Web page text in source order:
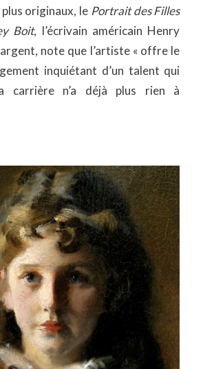
originaux, le Portrait des Filles
Boit, l’écrivain américain Henry
note que l’artiste « offre le
inquiétant d’un talent qui
carrière n’a déjà plus rien à